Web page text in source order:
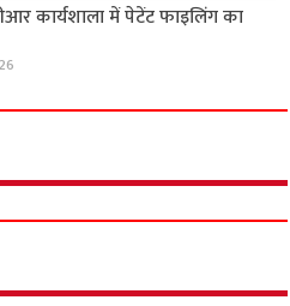
कार्यशाला में पेटेंट फाइलिंग का